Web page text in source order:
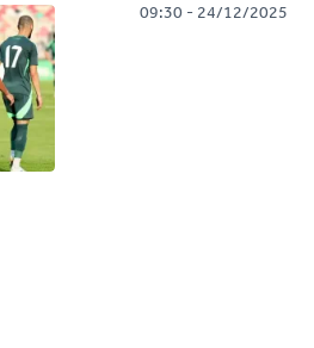
24/12/2025 - 09:30